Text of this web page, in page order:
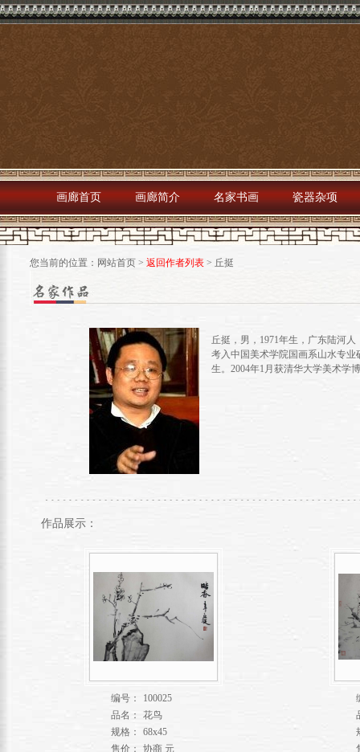
画廊首页 画廊简介 名家书画 瓷器杂项
您当前的位置： 网站首页 > 返回作者列表 > 丘挺
丘挺，男，1971年生，广东陆河
考入中国美术学院国画系山水专
生。2004年1月获清华大学美术学
作品展示：
编号：
100025
品名：
花鸟
规格：
68x45
售价：
协商 元